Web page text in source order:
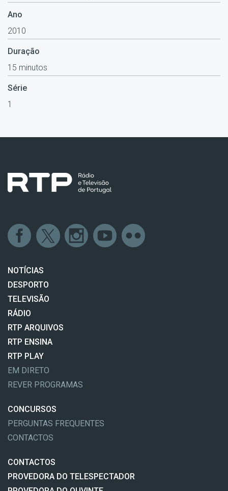
Ano
2010
Duração
15 minutos
Série
1
NOTÍCIAS
DESPORTO
TELEVISÃO
RÁDIO
RTP ARQUIVOS
RTP ENSINA
RTP PLAY
EM DIRETO
REVER PROGRAMAS
CONCURSOS
PERGUNTAS FREQUENTES
CONTACTOS
CONTACTOS
PROVEDORA DO TELESPECTADOR